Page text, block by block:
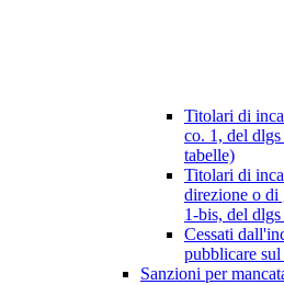
Titolari di
co. 1, del
tabelle)
Titolari di
direzione o di
1-bis, del
Cessati
pubblicare
Sanzioni per